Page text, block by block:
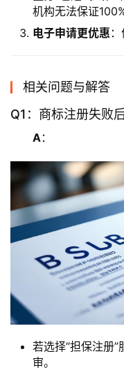
机构无法保证
电子申请更优惠
相关问题与解答
Q1：商标注册失败
A：
若选择“担保注册
审。